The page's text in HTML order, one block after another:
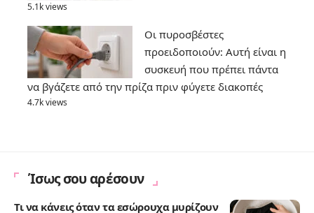
5.1k views
Οι πυροσβέστες
προειδοποιούν: Αυτή είναι η
συσκευή που πρέπει πάντα
να βγάζετε από την πρίζα πριν φύγετε διακοπές
4.7k views
Ίσως σου αρέσουν
Τι να κάνεις όταν τα εσώρουχα μυρίζουν